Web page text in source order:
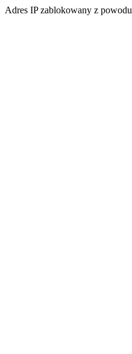
Adres IP zablokowany z